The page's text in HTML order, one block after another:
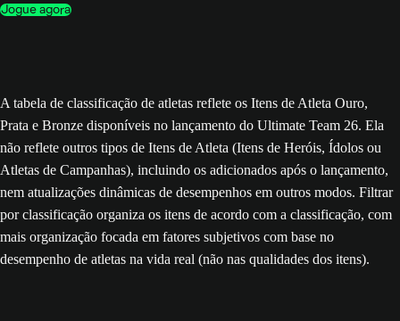
Jogue agora
A tabela de classificação de atletas reflete os Itens de Atleta Ouro,
Prata e Bronze disponíveis no lançamento do Ultimate Team 26. Ela
não reflete outros tipos de Itens de Atleta (Itens de Heróis, Ídolos ou
Atletas de Campanhas), incluindo os adicionados após o lançamento,
nem atualizações dinâmicas de desempenhos em outros modos. Filtrar
por classificação organiza os itens de acordo com a classificação, com
mais organização focada em fatores subjetivos com base no
desempenho de atletas na vida real (não nas qualidades dos itens).